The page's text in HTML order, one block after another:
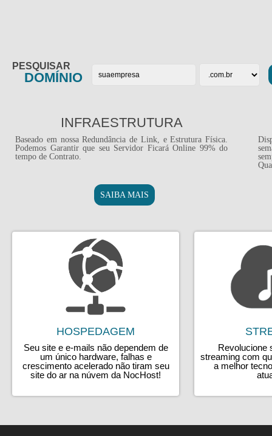
PESQUISAR
DOMÍNIO
INFRAESTRUTURA
Baseado em nossa Redundância de Link, e Estrutura Física.
Podemos Garantir que seu Servidor Ficará Online 99% do
tempo de Contrato.
SAIBA MAIS
HOSPEDAGEM
Seu site e e-mails não dependem de
um único hardware, falhas e
crescimento acelerado não tiram seu
site do ar na núvem da NocHost!
Revolucione
streaming com
a melhor